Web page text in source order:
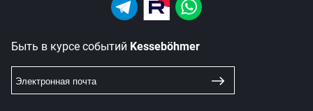
Быть в курсе событий Kesseböhmer